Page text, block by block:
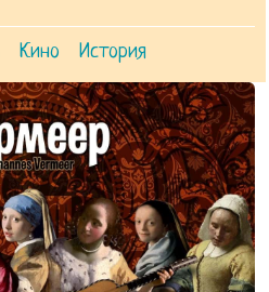
Кино История